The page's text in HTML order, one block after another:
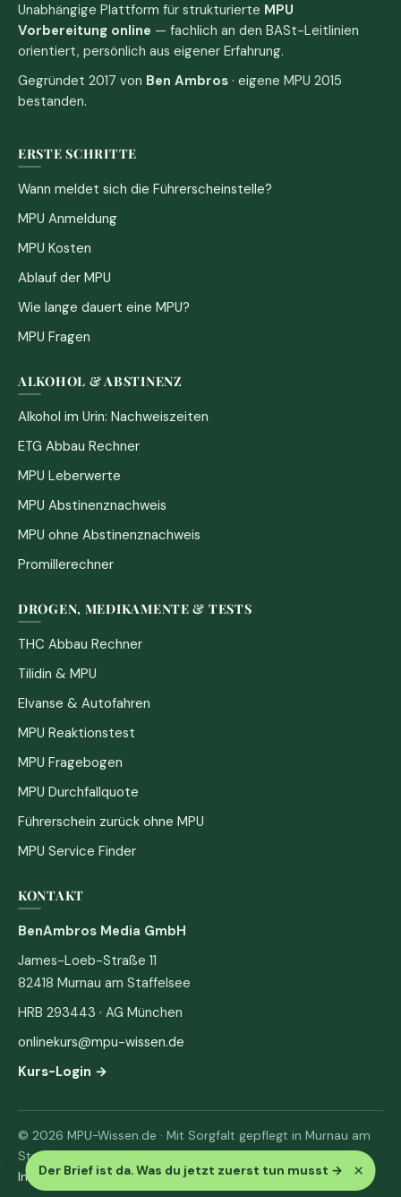
Der Brief ist da. Was du jetzt zuerst tun musst → ×
Unabhängige Plattform für strukturierte MPU
Vorbereitung online — fachlich an den BASt-Leitlinien
orientiert, persönlich aus eigener Erfahrung.
Gegründet 2017 von Ben Ambros · eigene MPU 2015
bestanden.
ERSTE SCHRITTE
Wann meldet sich die Führerscheinstelle?
MPU Anmeldung
MPU Kosten
Ablauf der MPU
Wie lange dauert eine MPU?
MPU Fragen
ALKOHOL & ABSTINENZ
Alkohol im Urin: Nachweiszeiten
ETG Abbau Rechner
MPU Leberwerte
MPU Abstinenznachweis
MPU ohne Abstinenznachweis
Promillerechner
DROGEN, MEDIKAMENTE & TESTS
THC Abbau Rechner
Tilidin & MPU
Elvanse & Autofahren
MPU Reaktionstest
MPU Fragebogen
MPU Durchfallquote
Führerschein zurück ohne MPU
MPU Service Finder
KONTAKT
BenAmbros Media GmbH
James-Loeb-Straße 11
82418 Murnau am Staffelsee
HRB 293443 · AG München
onlinekurs@mpu-wissen.de
Kurs-Login →
© 2026 MPU-Wissen.de · Mit Sorgfalt gepflegt in Murnau am
Staffelsee
Impressum· Datenschutz & AGB